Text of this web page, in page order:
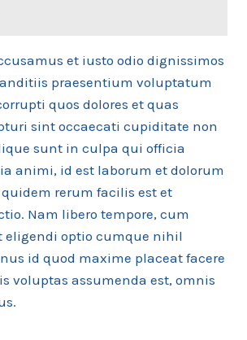
et iusto odio dignissimos
praesentium voluptatum
quos dolores et quas
sint occaecati cupiditate non
sunt in culpa qui officia
animi, id est laborum et dolorum
rerum facilis est et
Nam libero tempore, cum
eligendi optio cumque nihil
id quod maxime placeat facere
voluptas assumenda est, omnis